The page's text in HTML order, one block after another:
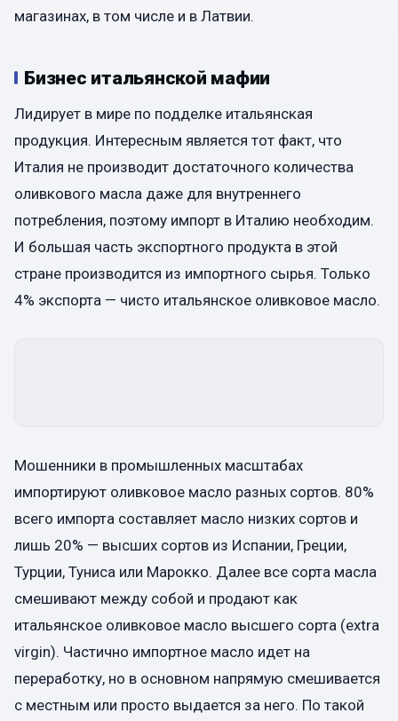
магазинах, в том числе и в Латвии.
Бизнес итальянской мафии
Лидирует в мире по подделке итальянская
продукция. Интересным является тот факт, что
Италия не производит достаточного количества
оливкового масла даже для внутреннего
потребления, поэтому импорт в Италию необходим.
И большая часть экспортного продукта в этой
стране производится из импортного сырья. Только
4% экспорта — чисто итальянское оливковое масло.
Мошенники в промышленных масштабах
импортируют оливковое масло разных сортов. 80%
всего импорта составляет масло низких сортов и
лишь 20% — высших сортов из Испании, Греции,
Турции, Туниса или Марокко. Далее все сорта масла
смешивают между собой и продают как
итальянское оливковое масло высшего сорта (extra
virgin). Частично импортное масло идет на
переработку, но в основном напрямую смешивается
с местным или просто выдается за него. По такой